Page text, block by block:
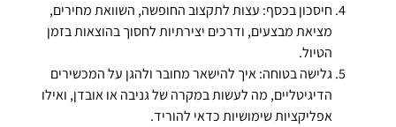
חיסכון בכסף: עצות לתקצוב החופשה, השוואת מחירים,
מציאת מבצעים, ודרכים יצירתיות לחסוך בהוצאות בזמן
הטיול.
גלישה בטוחה: איך להישאר מחובר ולהגן על המכשירים
הדיגיטליים, מה לעשות במקרה של גניבה או אובדן, ואילו
אפליקציות שימושיות כדאי להוריד.